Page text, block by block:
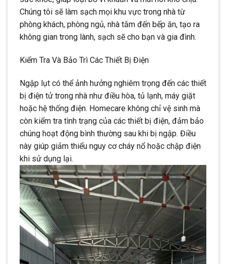
Chúng tôi sẽ làm sạch mọi khu vực trong nhà từ
phòng khách, phòng ngủ, nhà tắm đến bếp ăn, tạo ra
không gian trong lành, sạch sẽ cho bạn và gia đình.
Kiểm Tra Và Bảo Trì Các Thiết Bị Điện
Ngập lụt có thể ảnh hưởng nghiêm trọng đến các thiết
bị điện tử trong nhà như điều hòa, tủ lạnh, máy giặt
hoặc hệ thống điện. Homecare không chỉ vệ sinh mà
còn kiểm tra tình trạng của các thiết bị điện, đảm bảo
chúng hoạt động bình thường sau khi bị ngập. Điều
này giúp giảm thiểu nguy cơ cháy nổ hoặc chập điện
khi sử dụng lại.